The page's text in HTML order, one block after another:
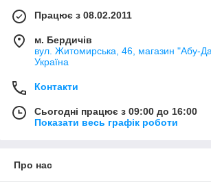
Працює з 08.02.2011
м. Бердичів
вул. Житомирська, 46, магазин "Абу-
Україна
Контакти
Сьогодні працює з 09:00 до 16:00
Показати весь графік роботи
Про нас